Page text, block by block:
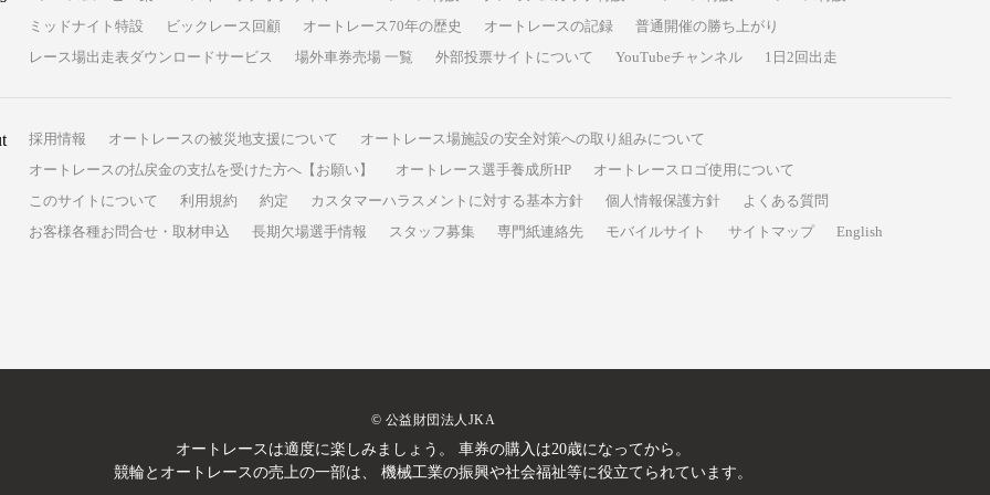
ミッドナイト特設
ビックレース回顧 オートレース70年の歴史 オートレースの記録
普通開催の勝ち上がり
レース場出走表ダウンロードサービス
場外車券売場 一覧 外部投票サイトについて YouTubeチャンネル 1日2回出走
採用情報 オートレースの被災地支援について
オートレース場施設の安全対策への取り組みについて
オートレースの払戻金の支払を受けた方へ【お願い】
オートレース選手養成所HP
オートレースロゴ使用について
このサイトについて
利用規約 約定 カスタマーハラスメントに対する基本方針 個人情報保護方針
よくある質問
お客様各種お問合せ・取材申込
長期欠場選手情報 スタッフ募集 専門紙連絡先 モバイルサイト サイトマップ English
© 公益財団法人JKA
オートレースは適度に楽しみましょう。
車券の購入は20歳になってから。
競輪とオートレースの売上の一部は、
機械工業の振興や社会福祉等に役立てられています。